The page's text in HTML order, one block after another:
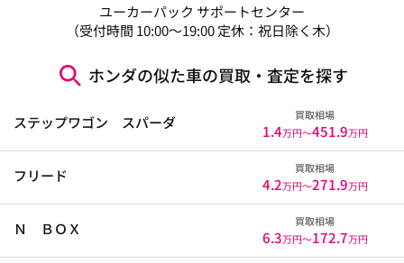
ユーカーパック サポートセンター
（受付時間 10:00～19:00 定休：祝日除く木）
ホンダの似た車の買取・査定を探す
ステップワゴン スパーダ 買取相場
1.4万円〜451.9万円
フリード 買取相場
4.2万円〜271.9万円
Ｎ ＢＯＸ 買取相場
6.3万円〜172.7万円